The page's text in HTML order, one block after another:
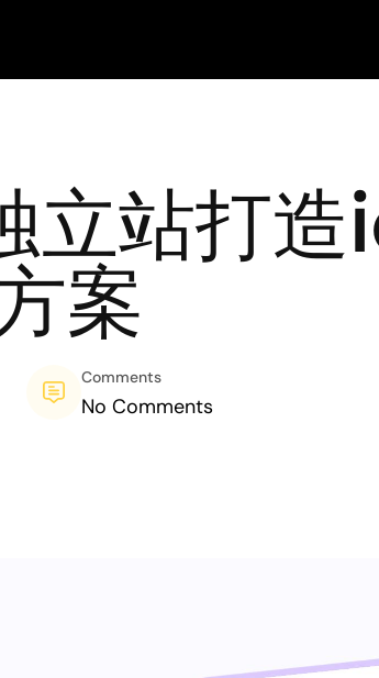
站打
案
Comments
No Comments